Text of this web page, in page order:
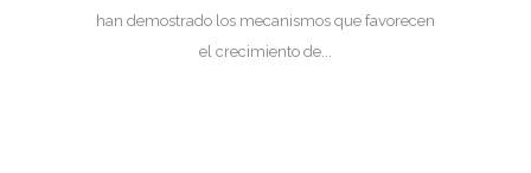
han demostrado los mecanismos que favorecen
el crecimiento de...